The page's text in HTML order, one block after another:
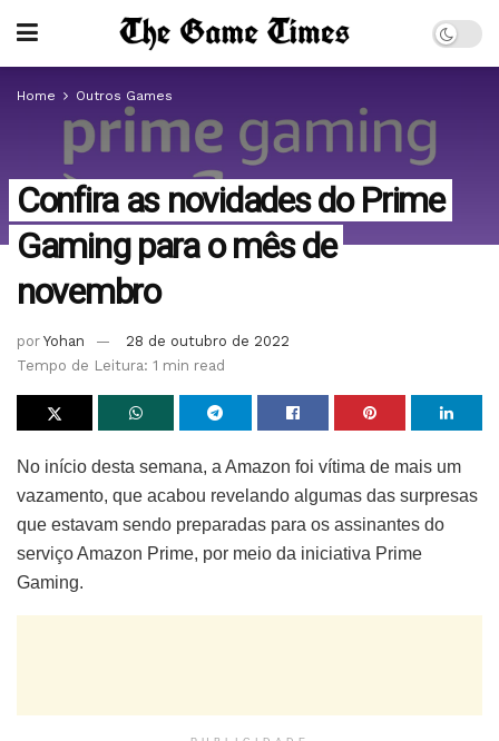
Home Outros Games
Confira as novidades do Prime
Gaming para o mês de
novembro
por Yohan
28 de outubro de 2022
Tempo de Leitura: 1 min read
No início desta semana, a Amazon foi vítima de mais um
vazamento, que acabou revelando algumas das surpresas
que estavam sendo preparadas para os assinantes do
serviço Amazon Prime, por meio da iniciativa Prime
Gaming.